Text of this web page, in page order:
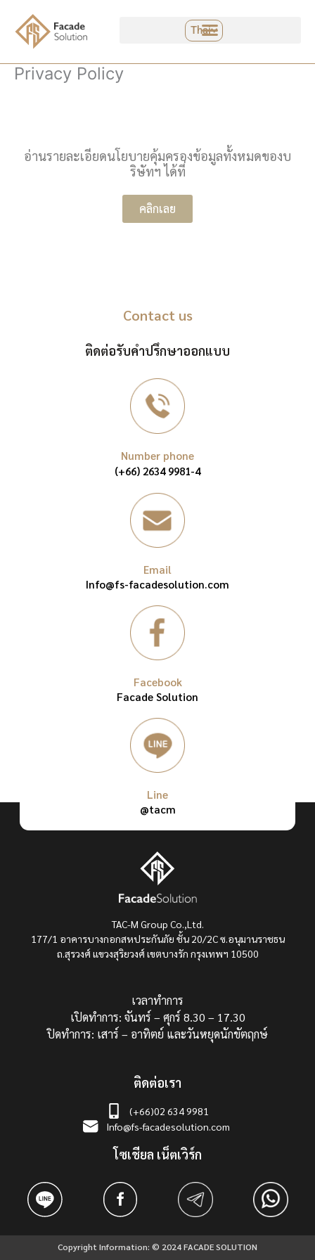
content
Thai
Privacy Policy
อ่านรายละเอียดนโยบายคุ้มครองข้อมูลทั้งหมดของบ
ริษัทฯ ได้ที่
คลิกเลย
Contact us
ติดต่อรับคำปรึกษาออกแบบ
Number phone
(+66) 2634 9981-4
Email
Info@fs-facadesolution.com
Facebook
Facade Solution
Line
@tacm
TAC-M Group Co.,Ltd.
177/1 อาคารบางกอกสหประกันภัย ชั้น 20/2C ซ.อนุมานราชธน
ถ.สุรวงศ์ แขวงสุริยวงศ์ เขตบางรัก กรุงเทพฯ 10500
เวลาทำการ
เปิดทำการ: จันทร์ – ศุกร์ 8.30 – 17.30
ปิดทำการ: เสาร์ – อาทิตย์ และวันหยุดนักขัตฤกษ์
ติดต่อเรา
(+66)02 634 9981
Info@fs-facadesolution.com
โซเชียล เน็ตเวิร์ก
Copyright Information: © 2024 FACADE SOLUTION